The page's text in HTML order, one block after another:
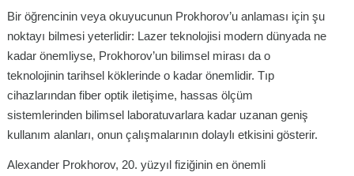
Bir öğrencinin veya okuyucunun Prokhorov’u anlaması için şu
noktayı bilmesi yeterlidir: Lazer teknolojisi modern dünyada ne
kadar önemliyse, Prokhorov’un bilimsel mirası da o
teknolojinin tarihsel köklerinde o kadar önemlidir. Tıp
cihazlarından fiber optik iletişime, hassas ölçüm
sistemlerinden bilimsel laboratuvarlara kadar uzanan geniş
kullanım alanları, onun çalışmalarının dolaylı etkisini gösterir.
Alexander Prokhorov, 20. yüzyıl fiziğinin en önemli